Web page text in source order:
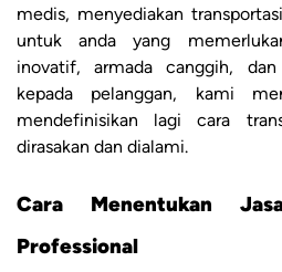
medis, menyediakan
untuk anda yang
inovatif, armada canggih,
kepada pelanggan, kami
mendefinisikan lagi cara
dirasakan dan dialami.
Cara Menentukan
Professional